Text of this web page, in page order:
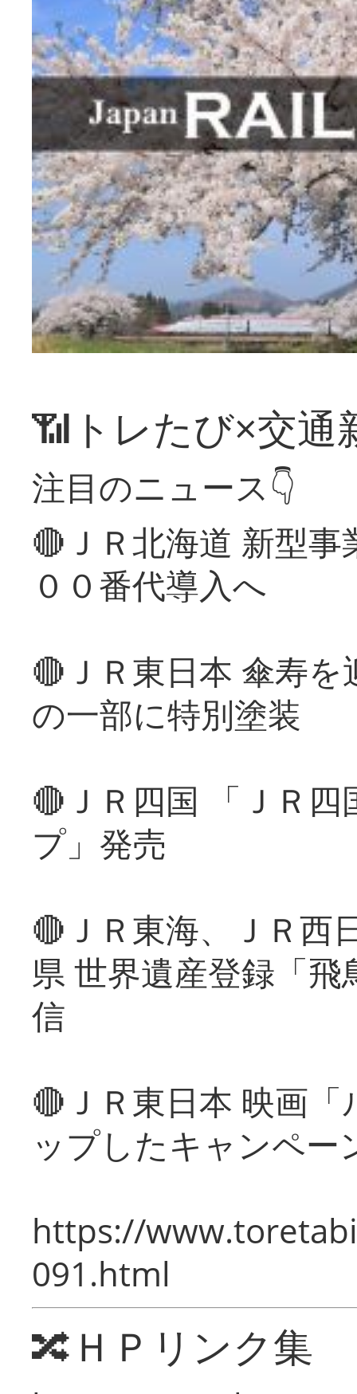
📶トレたび×交通
注目のニュース👇
🔴ＪＲ北海道 新型
００番代導入へ
🔴ＪＲ東日本 傘寿
の一部に特別塗装
🔴ＪＲ四国 「ＪＲ
プ」発売
🔴ＪＲ東海、ＪＲ西
県 世界遺産登録「
信
🔴ＪＲ東日本 映画
ップしたキャンペー
https://
091.html
🔀ＨＰリンク集